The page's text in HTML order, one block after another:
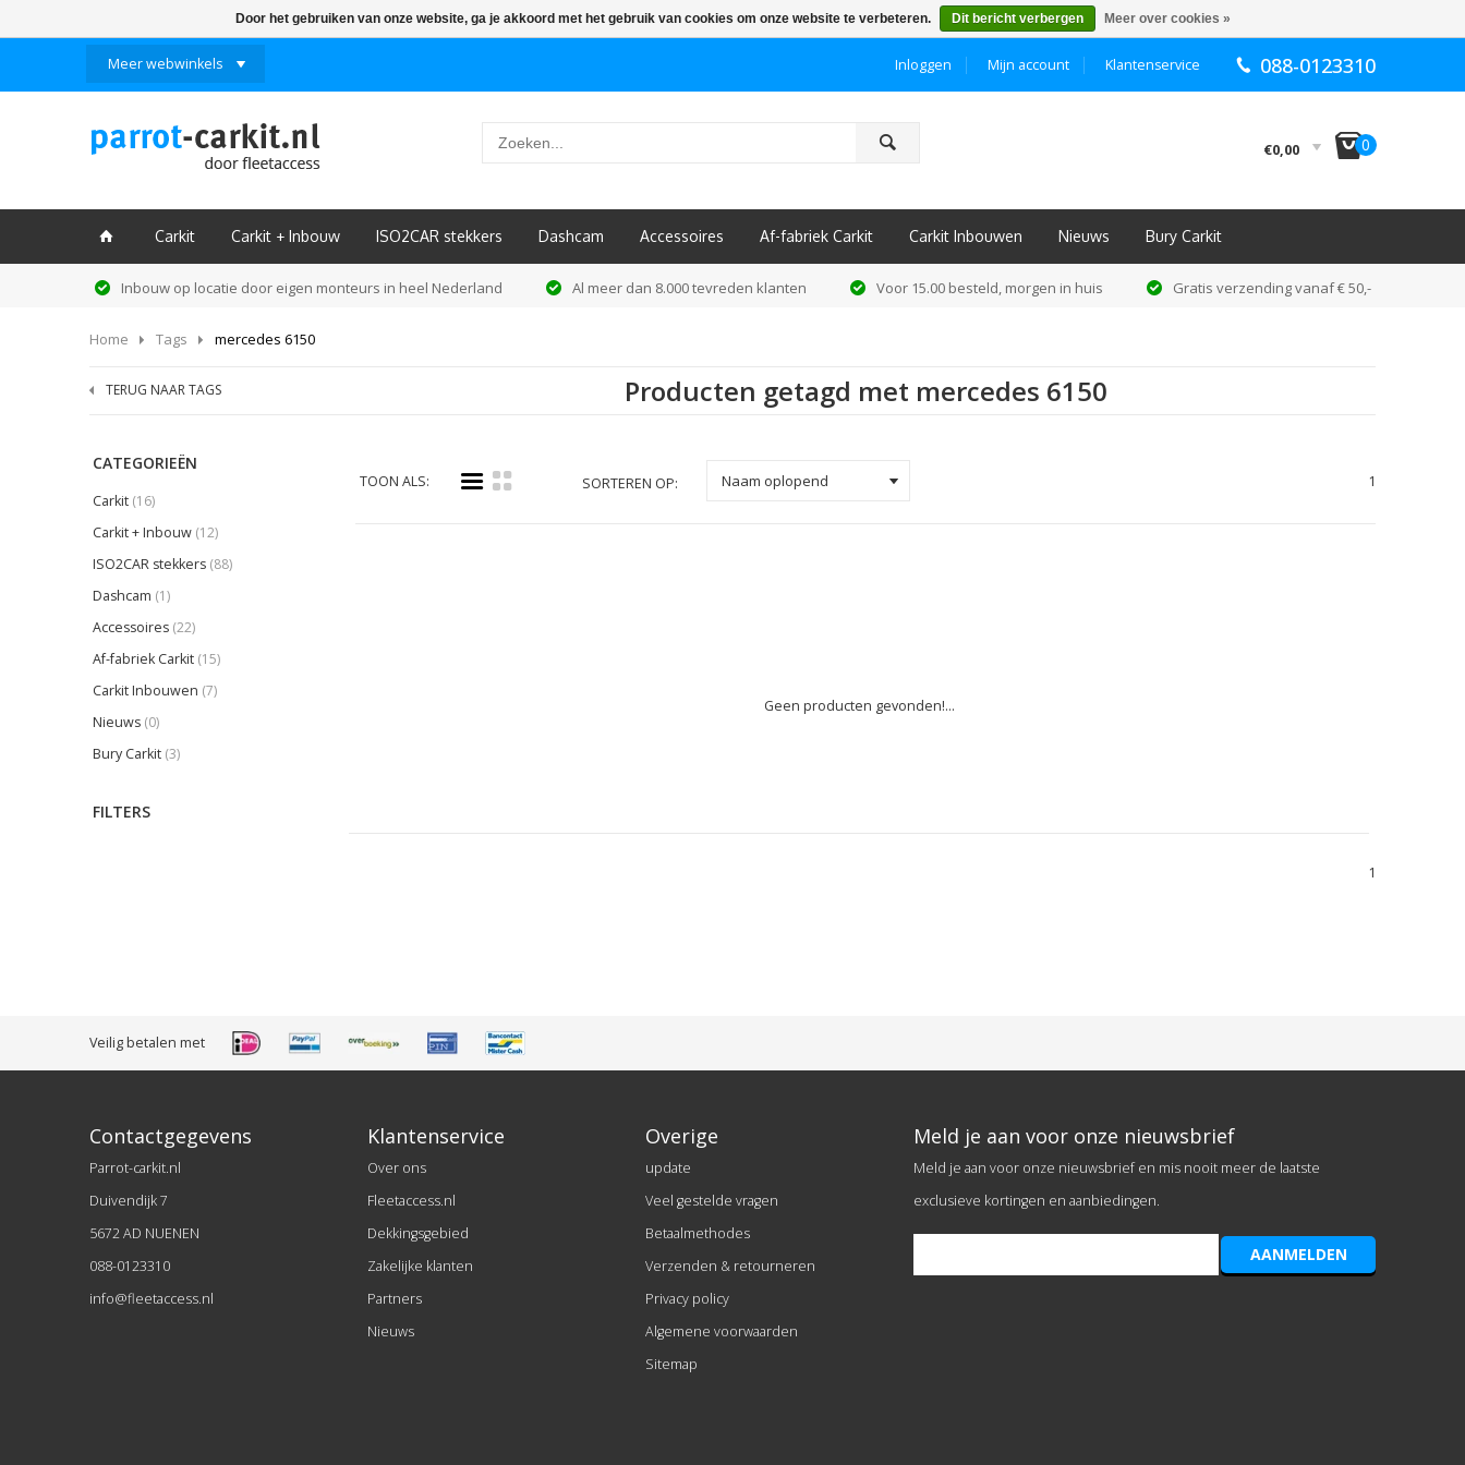
Meer webwinkels 088-0123310
Klantenservice
Mijn account
Inloggen
ô €0,00 I0
ï Carkit Carkit + Inbouw ISO2CAR stekkers Dashcam Accessoires Af-fabriek Carkit Carkit Inbouwen Nieuws Bury Carkit
Inbouw op locatie door eigen monteurs in heel Nederland Al meer dan 8.000 tevreden klanten Voor 15.00 besteld, morgen in huis Gratis verzending vanaf € 50,-
Home Tags mercedes 6150
TERUG NAAR TAGS Producten getagd met mercedes 6150
CATEGORIEËN
Carkit (16)
Carkit + Inbouw (12)
ISO2CAR stekkers (88)
Dashcam (1)
Accessoires (22)
Af-fabriek Carkit (15)
Carkit Inbouwen (7)
Nieuws (0)
Bury Carkit (3)
FILTERS
TOON ALS: i k SORTEREN OP: Naam oplopend 1
Geen producten gevonden!...
1
Veilig betalen met
Contactgegevens
Parrot-carkit.nl
Duivendijk 7
5672 AD NUENEN
088-0123310
info@fleetaccess.nl
Klantenservice
Over ons
Fleetaccess.nl
Dekkingsgebied
Zakelijke klanten
Partners
Nieuws
Overige
update
Veel gestelde vragen
Betaalmethodes
Verzenden & retourneren
Privacy policy
Algemene voorwaarden
Sitemap
Meld je aan voor onze nieuwsbrief
Meld je aan voor onze nieuwsbrief en mis nooit meer de laatste
exclusieve kortingen en aanbiedingen.
AANMELDEN
Door het gebruiken van onze website, ga je akkoord met het gebruik van cookies om onze website te verbeteren. Dit bericht verbergen Meer over cookies »